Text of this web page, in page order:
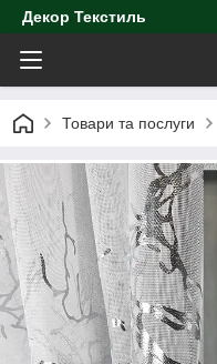
Декор Текстиль
Товари та послуги